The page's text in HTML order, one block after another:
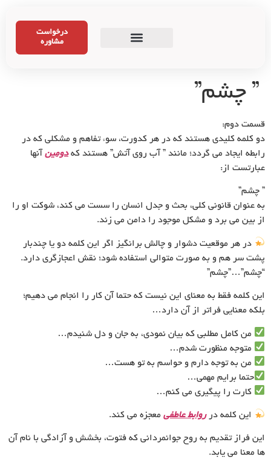
درخواست
مشاوره
” چشم”
قسمت دوم:
دو کلمه کلیدی هستند که در هر کدورت، سوء تفاهم و مشکلی که در
رابطه ایجاد می گردد؛ مانند ” آب روی آتش” هستند کهدومین آنها
عبارتست از:
” چشم”
به عنوان قانونی کلی، بحث و جدل انسان را سست می کند، شوکت او را
از بین می برد و مشکل موجود را دامن می زند.
در هر موقعیت دشوار و چالش برانگیز اگر این کلمه دو یا چندبار
پشت سر هم و به صورت متوالی استفاده شود؛ نقش اعجازگری دارد.
“چشم”…”چشم”
این کلمه فقط به معنای این نیست که حتما آن کار را انجام می دهیم؛
بلکه معنایی فراتر از آن دارد…
من کامل مطلبی که بیان نمودی، به جان و دل شنیدم…
متوجه منظورت شدم…
من به توجه دارم و حواسم به تو هست…
حتما برایم مهمی…
کارت را پیگیری می کنم…
این کلمه درروابط عاطفی معجزه می کند.
این فراز تقدیم به روح جوانمردانی که فتوت، بخشش و آزادگی با نام آن
ها معنا می یابد.